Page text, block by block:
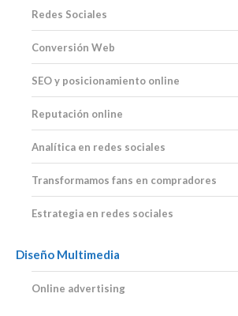
Redes Sociales
Conversión Web
SEO y posicionamiento online
Reputación online
Analítica en redes sociales
Transformamos fans en compradores
Estrategia en redes sociales
Diseño Multimedia
Online advertising